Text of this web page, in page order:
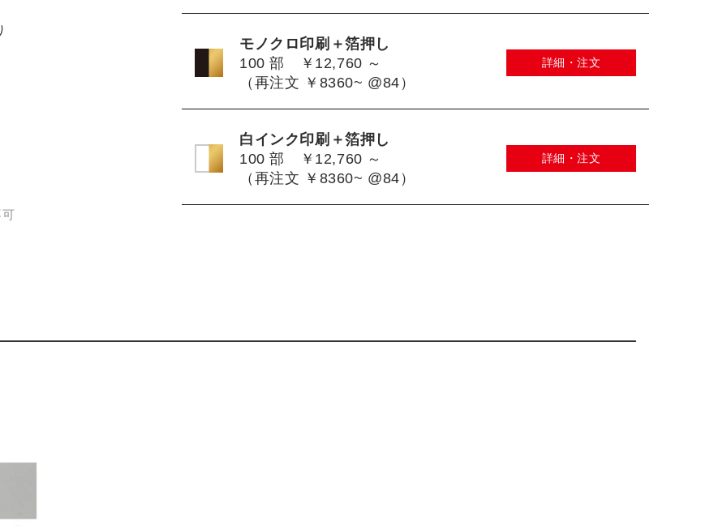
モノクロ印刷＋箔押し
100 部 ￥12,760 ～
（再注文 ￥8360~ @84）
詳細・注文
白インク印刷＋箔押し
100 部 ￥12,760 ～
（再注文 ￥8360~ @84）
詳細・注文